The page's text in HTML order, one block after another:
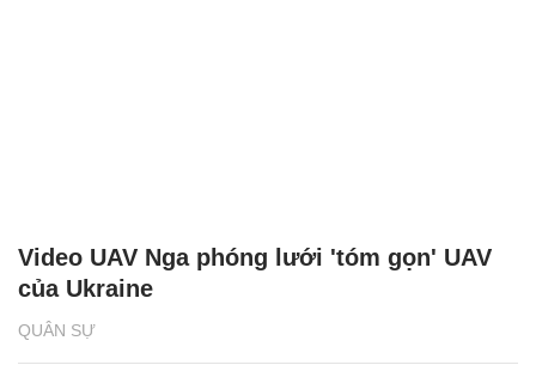
QUÂN SỰ
Video UAV Nga phóng lưới 'tóm gọn' UAV
của Ukraine